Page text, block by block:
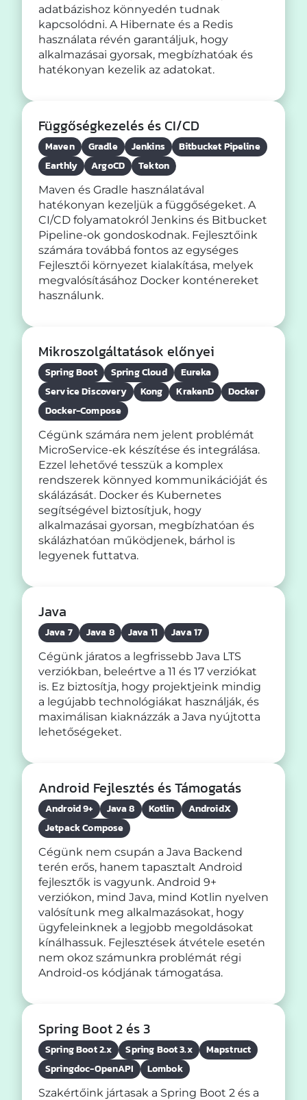
adatbázishoz könnyedén tudnak
kapcsolódni. A Hibernate és a Redis
használata révén garantáljuk, hogy
alkalmazásai gyorsak, megbízhatóak és
hatékonyan kezelik az adatokat.
Függőségkezelés és CI/CD
Maven Gradle Jenkins
Bitbucket Pipeline
Earthly
ArgoCD Tekton
Maven és Gradle használatával
hatékonyan kezeljük a függőségeket. A
CI/CD folyamatokról Jenkins és Bitbucket
Pipeline-ok gondoskodnak. Fejlesztőink
számára továbbá fontos az egységes
Fejlesztői környezet kialakítása, melyek
megvalósításához Docker konténereket
használunk.
Mikroszolgáltatások előnyei
Spring Boot Spring Cloud
Eureka
Service Discovery
Kong KrakenD
Docker
Docker-Compose
Cégünk számára nem jelent problémát
MicroService-ek készítése és integrálása.
Ezzel lehetővé tesszük a komplex
rendszerek könnyed kommunikációját és
skálázását. Docker és Kubernetes
segítségével biztosítjuk, hogy
alkalmazásai gyorsan, megbízhatóan és
skálázhatóan működjenek, bárhol is
legyenek futtatva.
Java
Java 7 Java 8 Java 11 Java 17
Cégünk járatos a legfrissebb Java LTS
verziókban, beleértve a 11 és 17 verziókat
is. Ez biztosítja, hogy projektjeink mindig
a legújabb technológiákat használják, és
maximálisan kiaknázzák a Java nyújtotta
lehetőségeket.
Android Fejlesztés és Támogatás
Android 9+ Java 8 Kotlin
AndroidX
Jetpack Compose
Cégünk nem csupán a Java Backend
terén erős, hanem tapasztalt Android
fejlesztők is vagyunk. Android 9+
verziókon, mind Java, mind Kotlin nyelven
valósítunk meg alkalmazásokat, hogy
ügyfeleinknek a legjobb megoldásokat
kínálhassuk. Fejlesztések átvétele esetén
nem okoz számunkra problémát régi
Android-os kódjának támogatása.
Spring Boot 2 és 3
Spring Boot 2.x Spring Boot 3.x
Mapstruct
Springdoc-OpenAPI
Lombok
Szakértőink jártasak a Spring Boot 2 és a